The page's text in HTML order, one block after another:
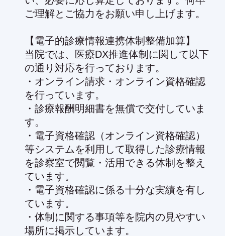
ご理解とご協力をお願い申し上げます。
【電子的診療情報連携体制整備加算】
当院では、医療DX推進体制に関して以下
の通り対応を行っております。
・オンライン請求・オンライン資格確認
を行っています。
・診療報酬明細書を無償で交付していま
す。
・電子資格確認（オンライン資格確認）
等システムを利用して取得した診療情報
を診察室で閲覧・活用できる体制を整え
ています。
・電子資格確認に係る十分な実績を有し
ています。
・体制に関する事項等を院内の見やすい
場所に掲示しています。